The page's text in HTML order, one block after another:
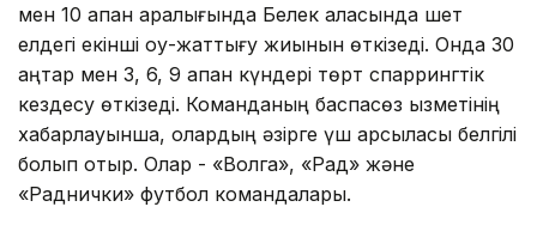
мен 10 ақпан аралығында Белек қаласында шет
елдегі екінші оқу-жаттығу жиынын өткізеді. Онда 30
қаңтар мен 3, 6, 9 ақпан күндері төрт спаррингтік
кездесу өткізеді. Команданың баспасөз қызметінің
хабарлауынша, олардың әзірге үш қарсыласы белгілі
болып отыр. Олар - «Волга», «Рад» және
«Раднички» футбол командалары.